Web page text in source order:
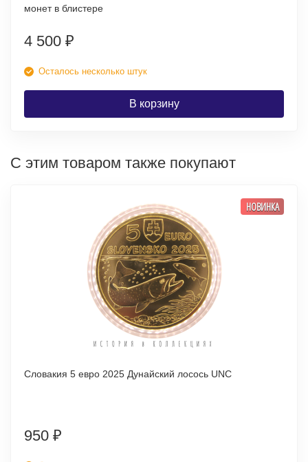
монет в блистере
4 500 ₽
Осталось несколько штук
В корзину
С этим товаром также покупают
НОВИНКА
Словакия 5 евро 2025 Дунайский лосось UNC
950 ₽